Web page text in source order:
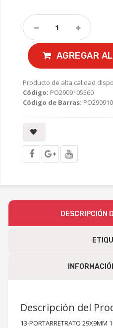
AGREGAR
Producto de alta calidad
Código: PO2909105560
Código de Barras:
DESCRIPCIÓN
Descripción del
13-PORTARRETRATO 29X9MM